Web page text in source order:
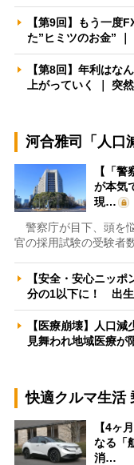
【第9回】もう一度
た”ヒミツのお金”
【第8回】年利はな
上がっていく ｜ 突
河合雅司「人口
【「
が本気
現…
警察庁が目下、頭を
官の採用試験の受験者
【安全・安心ニッ
分の1以下に！ 出
【医療崩壊】人口
見舞われ地域医療
快適クルマ生活
【4ヶ
なる「
消…